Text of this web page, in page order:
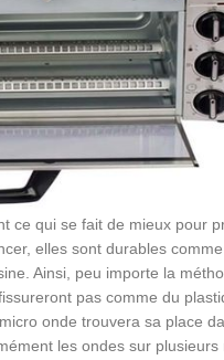
ce qui se fait de mieux pour
elles sont durables comme
Ainsi, peu importe la
pas comme du
onde trouvera sa place
les ondes sur plusieurs